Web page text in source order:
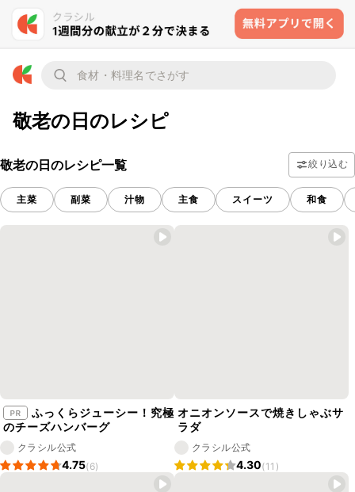
敬老の日のレシピ
敬老の日のレシピ一覧 絞り込む
主菜 副菜 汁物 主食 スイーツ 和食
のチーズハンバーグ
クラシル公式
4.75(6)
オニオンソースで焼きしゃぶサ
ラダ
クラシル公式
4.30(11)